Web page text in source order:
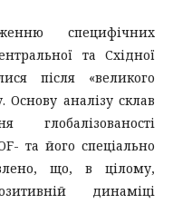
специфічних
та Східної
після «великого
аналізу склав
та його спеціально
що, в цілому,
динаміці